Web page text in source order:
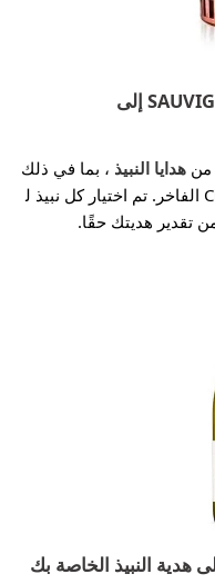
مجموعة واسعة: من SAUVIGNON BLANC إلى
من هدايا النبيذ ، بما في ذلك
Sauvignon Blanc النقي وChardonnay الفاخر. تم اختيار كل نبيذ ل
تقدير هديتك حقًا.
هدية النبيذ الخاصة بك